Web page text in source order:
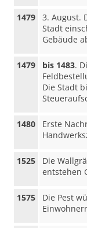
1479
3. August.
Stadt
Gebäude
1479 bis 1483.
Die Stadt
1480
Erste
1525
Die
entstehen
1575
Die Pest